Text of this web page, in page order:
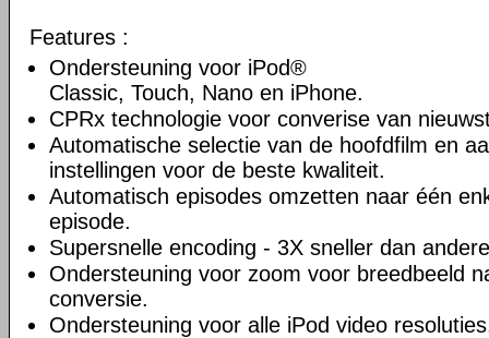
Features :
Ondersteuning voor iPod®
Classic, Touch, Nano en iPhone.
CPRx technologie voor converise van
Automatische selectie van de hoofdfilm en
instellingen voor de beste kwaliteit.
Automatisch episodes omzetten naar één
episode.
Supersnelle encoding - 3X sneller dan
Ondersteuning voor zoom voor breedbeeld
conversie.
Ondersteuning voor alle iPod video